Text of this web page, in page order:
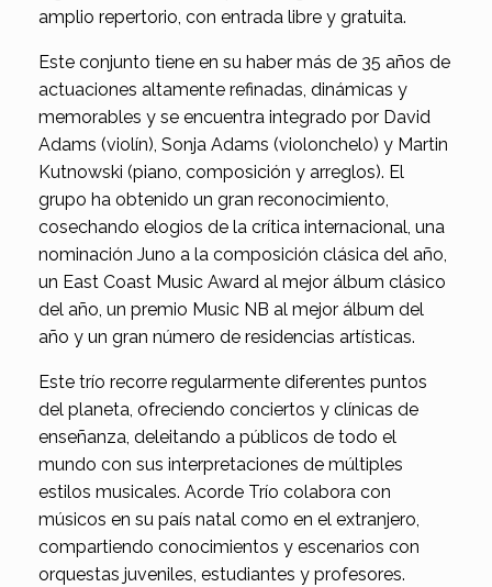
amplio repertorio, con entrada libre y gratuita.
Este conjunto tiene en su haber más de 35 años de
actuaciones altamente refinadas, dinámicas y
memorables y se encuentra integrado por David
Adams (violín), Sonja Adams (violonchelo) y Martin
Kutnowski (piano, composición y arreglos). El
grupo ha obtenido un gran reconocimiento,
cosechando elogios de la crítica internacional, una
nominación Juno a la composición clásica del año,
un East Coast Music Award al mejor álbum clásico
del año, un premio Music NB al mejor álbum del
año y un gran número de residencias artísticas.
Este trío recorre regularmente diferentes puntos
del planeta, ofreciendo conciertos y clínicas de
enseñanza, deleitando a públicos de todo el
mundo con sus interpretaciones de múltiples
estilos musicales. Acorde Trío colabora con
músicos en su país natal como en el extranjero,
compartiendo conocimientos y escenarios con
orquestas juveniles, estudiantes y profesores.